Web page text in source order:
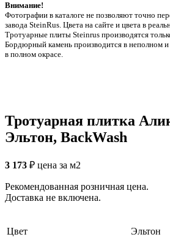
Внимание!
Фотографии в каталоге не позволяют точно
заводa SteinRus. Цвета на сайте и цвета в
Тротуарные плиты Steinrus производятся
Бордюрный камень производится в неполном
в полном окрасе.
Тротуарная плитка
Эльтон, BackWash
3 173 ₽ цена за м2
Рекомендованная розничная цена.
Доставка не включена.
Цвет
Эльтон